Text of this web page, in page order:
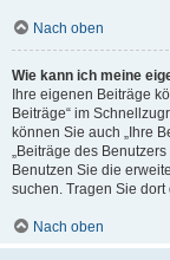
Nach oben
Wie kann ich meine
Ihre eigenen Beiträge
Beiträge“ im
können Sie auch „Ihre
„Beiträge des
Benutzen Sie die
suchen. Tragen Sie
Nach oben